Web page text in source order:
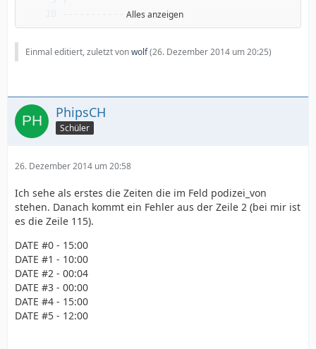
Alles anzeigen
Einmal editiert, zuletzt vonwolf(26. Dezember 2014 um 20:25)
PhipsCH
Schüler
26. Dezember 2014 um 20:58
Ich sehe als erstes die Zeiten die im Feld podizei_von
stehen. Danach kommt ein Fehler aus der Zeile 2 (bei mir ist
es die Zeile 115).
DATE #0 - 15:00
DATE #1 - 10:00
DATE #2 - 00:04
DATE #3 - 00:00
DATE #4 - 15:00
DATE #5 - 12:00